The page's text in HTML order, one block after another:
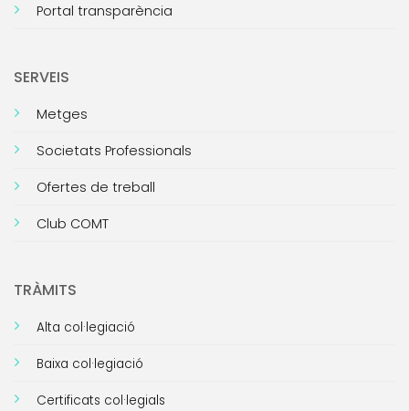
Portal transparència
SERVEIS
Metges
Societats Professionals
Ofertes de treball
Club COMT
TRÀMITS
Alta col·legiació
Baixa col·legiació
Certificats col·legials